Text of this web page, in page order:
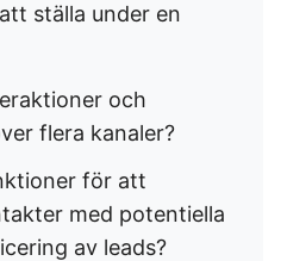
ställa under en
och
flera kanaler?
för att
med potentiella
av leads?